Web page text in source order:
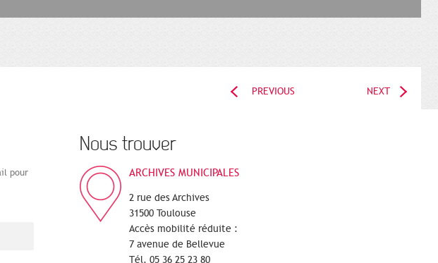
PREVIOUS NEXT
pour
Nous trouver
ARCHIVES MUNICIPALES
2 rue des Archives
31500 Toulouse
Accès mobilité réduite :
7 avenue de Bellevue
Tél. 05 36 25 23 80